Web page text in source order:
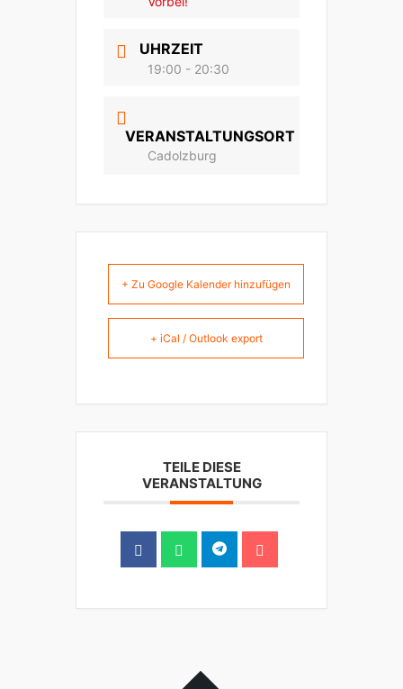
UHRZEIT
19:00 - 20:30
VERANSTALTUNGSORT
Cadolzburg
+ Zu Google Kalender hinzufügen
+ iCal / Outlook export
TEILE DIESE
VERANSTALTUNG